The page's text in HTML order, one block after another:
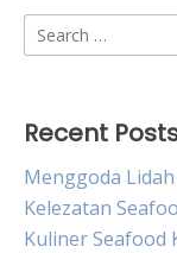
Search
for:
Recent
Menggoda
Kelezatan
Kuliner Seafood